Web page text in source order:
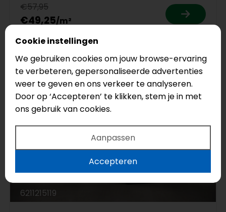
€57,95
€49,25
6211215119
Cookie instellingen
We gebruiken cookies om jouw browse-ervaring
te verbeteren, gepersonaliseerde advertenties
weer te geven en ons verkeer te analyseren.
Door op ‘Accepteren’ te klikken, stem je in met
ons gebruik van cookies.
Aanpassen
Accepteren